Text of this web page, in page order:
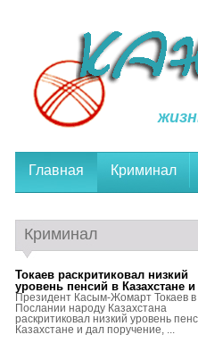
Главная Криминал
Криминал
Токаев раскритиковал низкий
уровень пенсий в Казахстане и
Президент Касым-Жомарт Токаев в
Послании народу Казахстана
раскритиковал низкий уровень
Казахстане и дал поручение, ...